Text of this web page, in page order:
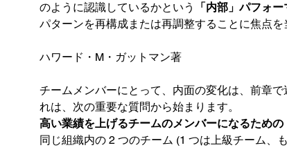
のように認識しているかという
「内部」パフォ
パターンを再構成または再調整することに焦点を
ハワード・M・ガットマン著
チームメンバーにとって、内面の変化は、前章
れは、次の重要な質問から始まります。
高い業績を上げるチームのメンバーになるため
同じ組織内の 2 つのチーム (1 つは上級チーム、